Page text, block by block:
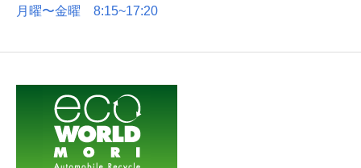
月曜〜金曜 8:15~17:20